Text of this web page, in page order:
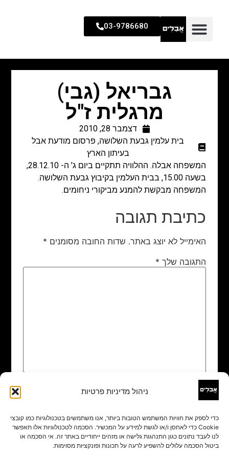
ניהול מדיניות פרטיות
כדי לספק את חוויות המשתמש הטובות ביותר, אנו משתמשים בטכנולוגיות כמו קובצי
Cookie כדי לאחסן ו/או לגשת למידע על המכשיר. הסכמה לטכנולוגיות אלו תאפשר
לנו לעבד נתונים כגון התנהגות גלישה או מזהים ייחודיים באתר זה. אי הסכמה או
ביטול הסכמה עלולים להשפיע לרעה על תכונות ופונקציות מסוימות.
03-9786680
גבריאל (גבי)
מרגלית ז"ל
דצמבר 28, 2010
בית עלמין גבעת השלושה, פרסום מודעת אבל
בעיתון הארץ
המשפחה אבלה. ההלוויה תתקיים ביום ג' ה- 28.12.10,
בשעה 15.00, בבית העלמין בקיבוץ גבעת השלושה.
המשפחה מבקשת להמנע מביקורי ניחומים.
כתיבת תגובה
האימייל לא יוצג באתר. שדות החובה מסומנים *
התגובה שלך *
שם
אימייל*